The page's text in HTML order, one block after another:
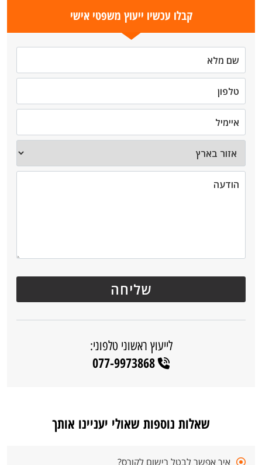
קבלו עכשיו ייעוץ משפטי אישי
לייעוץ ראשוני טלפוני:
077-9973868
שאלות נוספות שאולי יעניינו אותך
איך אפשר לבטל רישום לקורס?